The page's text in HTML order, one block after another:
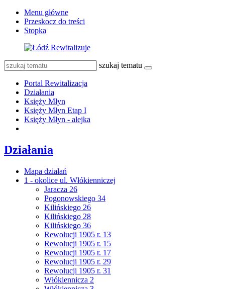
Menu główne
Przeskocz do treści
Stopka
szukaj tematu
Portal Rewitalizacja
Działania
Księży Młyn
Księży Młyn Etap I
Księży Młyn - alejka
Działania
Mapa działań
1 - okolice ul. Włókienniczej
Jaracza 26
Pogonowskiego 34
Kilińskiego 26
Kilińskiego 28
Kilińskiego 36
Rewolucji 1905 r. 13
Rewolucji 1905 r. 15
Rewolucji 1905 r. 17
Rewolucji 1905 r. 29
Rewolucji 1905 r. 31
Włókiennicza 2